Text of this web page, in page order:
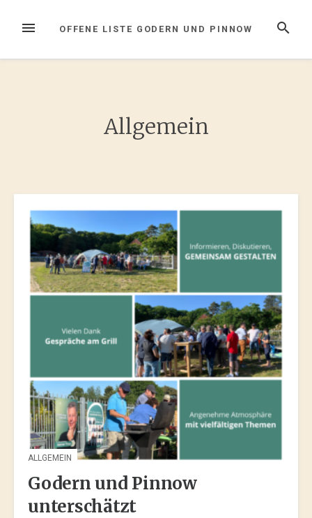
InhaltMENÜ SUCHE
OFFENE LISTE GODERN UND PINNOW
Allgemein
ALLGEMEIN
Godern und Pinnow
unterschätzt